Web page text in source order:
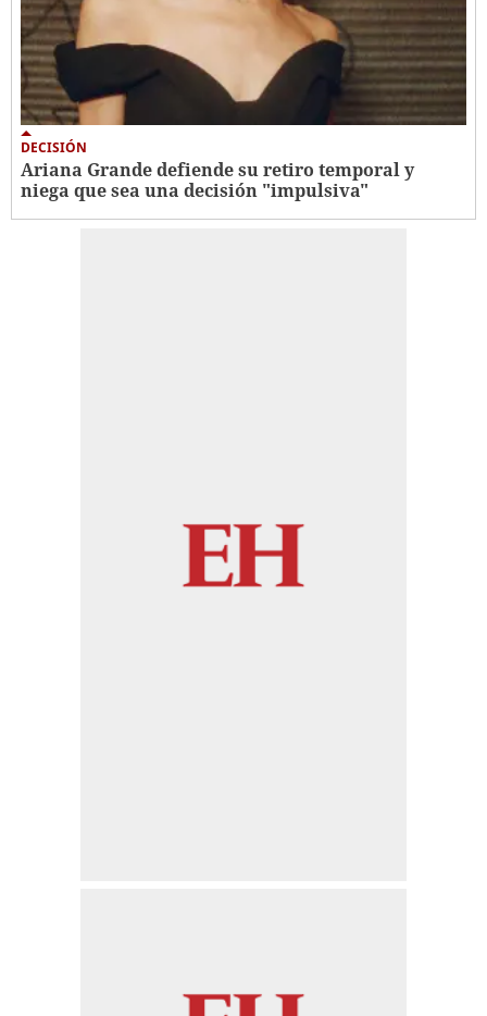
DECISIÓN
Ariana Grande defiende su retiro temporal y
niega que sea una decisión "impulsiva"